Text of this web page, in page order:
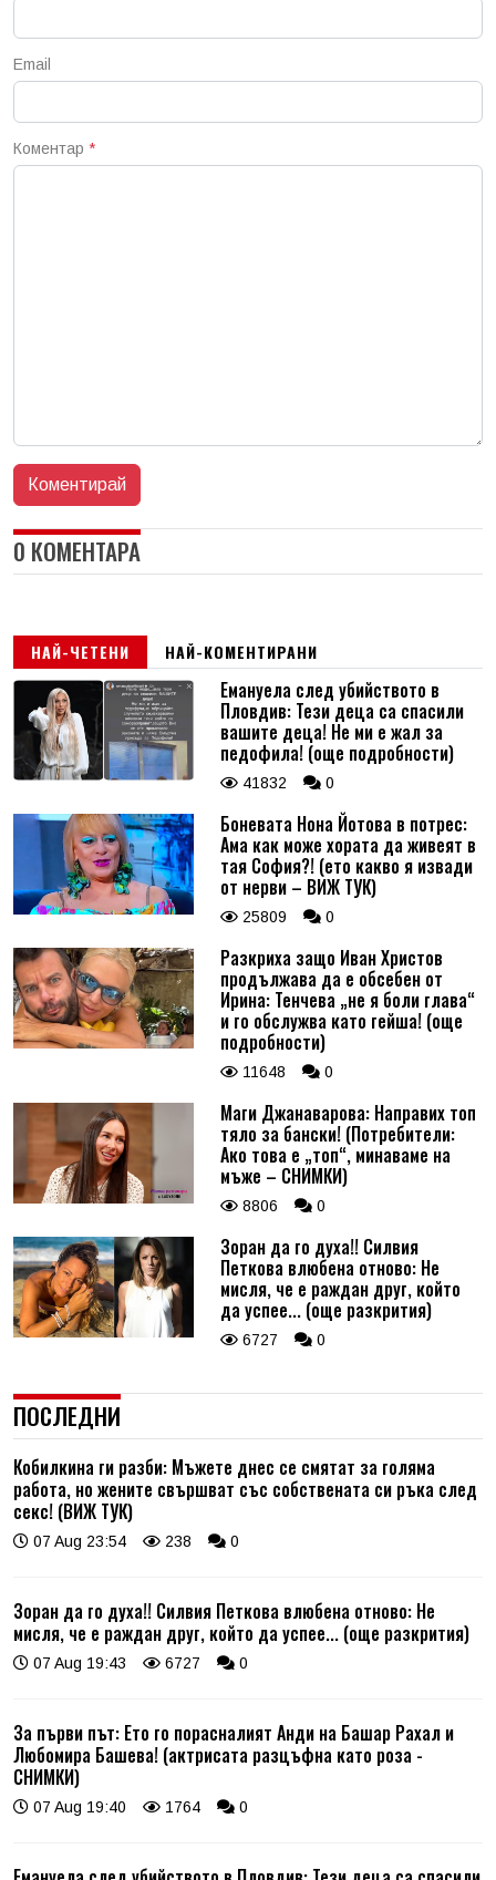
Email
Коментар *
0 КОМЕНТАРА
НАЙ-ЧЕТЕНИ НАЙ-КОМЕНТИРАНИ
Емануела след убийството в
Пловдив: Тези деца са спасили
вашите деца! Не ми е жал за
педофила! (още подробности)
41832 0
Боневата Нона Йотова в потрес:
Ама как може хората да живеят в
тая София?! (ето какво я извади
от нерви – ВИЖ ТУК)
25809 0
Разкриха защо Иван Христов
продължава да е обсебен от
Ирина: Тенчева „не я боли глава“
и го обслужва като гейша! (още
подробности)
11648 0
Маги Джанаварова: Направих топ
тяло за бански! (Потребители:
Ако това е „топ“, минаваме на
мъже – СНИМКИ)
8806 0
Зоран да го духа!! Силвия
Петкова влюбена отново: Не
мисля, че е раждан друг, който
да успее... (още разкрития)
6727 0
ПОСЛЕДНИ
Кобилкина ги разби: Мъжете днес се смятат за голяма
работа, но жените свършват със собствената си ръка след
секс! (ВИЖ ТУК)
07 Aug 23:54 238 0
Зоран да го духа!! Силвия Петкова влюбена отново: Не
мисля, че е раждан друг, който да успее... (още разкрития)
07 Aug 19:43 6727 0
За първи път: Ето го порасналият Анди на Башар Рахал и
Любомира Башева! (актрисата разцъфна като роза -
СНИМКИ)
07 Aug 19:40 1764 0